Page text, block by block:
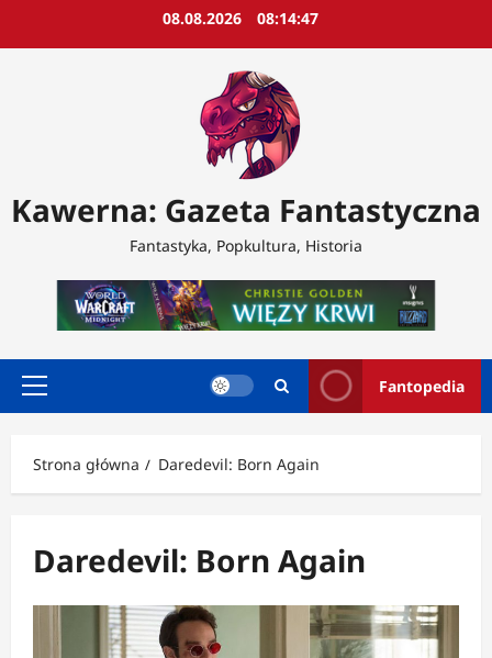
08.08.2026 08:14:49
Kawerna: Gazeta Fantastyczna
Fantastyka, Popkultura, Historia
Menu
Fantopedia
Strona główna Daredevil: Born Again
Daredevil: Born Again